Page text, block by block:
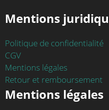
Mentions
Politique de confidentialité
CGV
Mentions légales
Retour et remboursement
Mentions légales